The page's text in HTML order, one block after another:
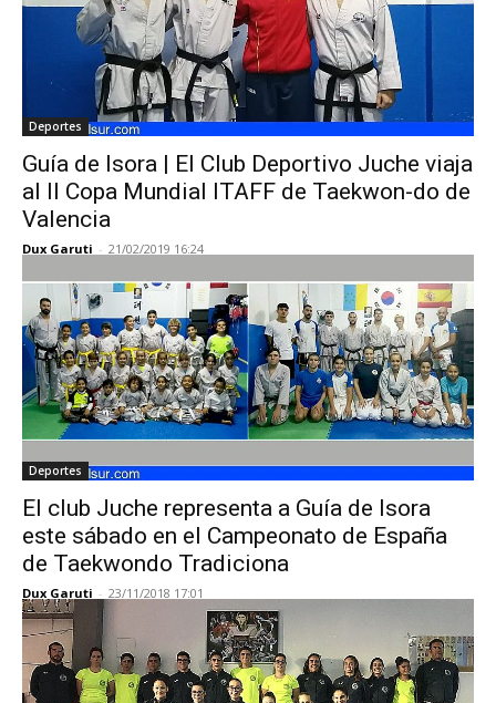
Deportes
Guía de Isora | El Club Deportivo Juche viaja
al II Copa Mundial ITAFF de Taekwon-do de
Valencia
Dux Garuti - 21/02/2019 16:24
Deportes
El club Juche representa a Guía de Isora
este sábado en el Campeonato de España
de Taekwondo Tradiciona
Dux Garuti - 23/11/2018 17:01